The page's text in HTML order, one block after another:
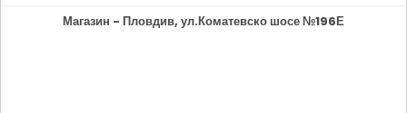
Магазин - Пловдив, ул.Коматевско шосе №196Е